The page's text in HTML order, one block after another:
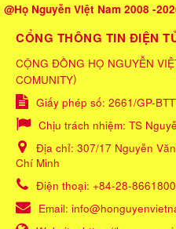
@Họ Nguyễn Việt Nam 2008 -
CỔNG THÔNG TIN ĐIỆN
CỘNG ĐỒNG HỌ NGUYỄN
COMUNITY)
Giấy phép số: 2661/GP-
Chịu trách nhiệm: TS
Địa chỉ: 307/17 Nguyễn
Chí Minh
Điện thoại: +84-28-
Email: